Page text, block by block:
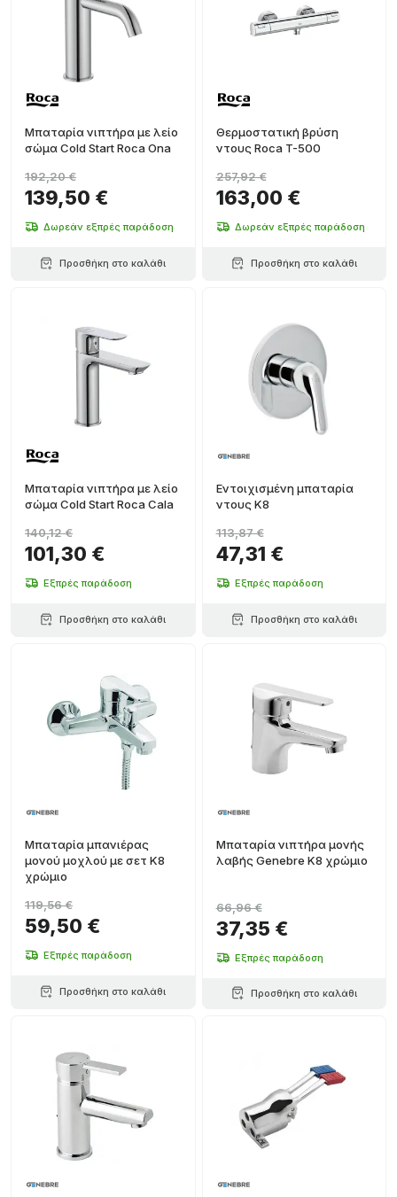
Μπαταρία νιπτήρα με λείο
σώμα Cold Start Roca Ona
139,50 €
192,20 €
Δωρεάν εξπρές παράδοση
Προσθήκη στο καλάθι
Θερμοστατική βρύση
ντους Roca T-500
163,00 €
257,92 €
Δωρεάν εξπρές παράδοση
Προσθήκη στο καλάθι
Μπαταρία νιπτήρα με λείο
σώμα Cold Start Roca Cala
101,30 €
140,12 €
Εξπρές παράδοση
Προσθήκη στο καλάθι
Εντοιχισμένη μπαταρία
ντους K8
47,31 €
113,87 €
Εξπρές παράδοση
Προσθήκη στο καλάθι
Μπαταρία μπανιέρας
μονού μοχλού με σετ K8
χρώμιο
59,50 €
119,56 €
Εξπρές παράδοση
Προσθήκη στο καλάθι
Μπαταρία νιπτήρα μονής
λαβής Genebre K8 χρώμιο
37,35 €
66,96 €
Εξπρές παράδοση
Προσθήκη στο καλάθι